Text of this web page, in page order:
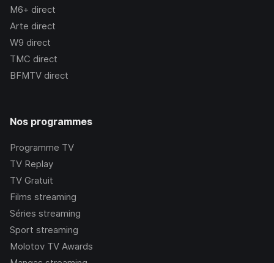
M6+ direct
Arte direct
W9 direct
TMC direct
BFMTV direct
Nos programmes
Programme TV
TV Replay
TV Gratuit
Films streaming
Séries streaming
Sport streaming
Molotov TV Awards